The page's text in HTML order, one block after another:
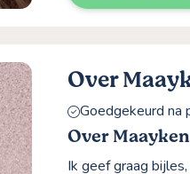
Over
Goedgekeurd na
Over Maayken
Ik geef graag